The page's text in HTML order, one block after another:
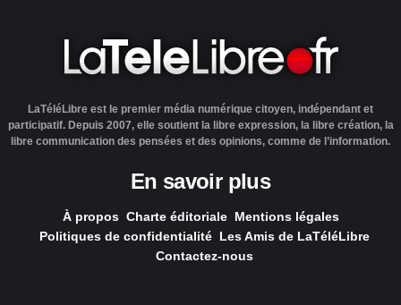
LaTéléLibre est le premier média numérique citoyen, indépendant et
participatif. Depuis 2007, elle soutient la libre expression, la libre création, la
libre communication des pensées et des opinions, comme de l’information.
En savoir plus
À propos Charte éditoriale Mentions légales
Politiques de confidentialité Les Amis de LaTéléLibre
Contactez-nous